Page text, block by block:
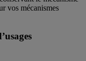
vos mécanismes